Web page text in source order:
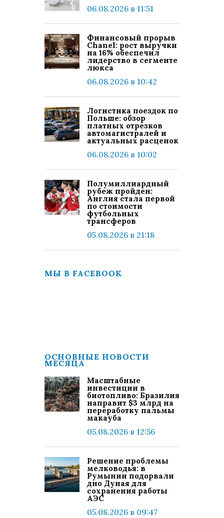
06.08.2026 в 11:51
Финансовый прорыв
Chanel: рост выручки
на 16% обеспечил
лидерство в сегменте
люкса
06.08.2026 в 10:42
Логистика поездок по
Польше: обзор
платных отрезков
автомагистралей и
актуальных расценок
06.08.2026 в 10:02
Полумиллиардный
рубеж пройден:
Англия стала первой
по стоимости
футбольных
трансферов
05.08.2026 в 21:18
МЫ В FACEBOOK
ОСНОВНЫЕ НОВОСТИ
МЕСЯЦА
Масштабные
инвестиции в
биотопливо: Бразилия
направит $3 млрд на
переработку пальмы
макауба
05.08.2026 в 12:56
Решение проблемы
мелководья: в
Румынии подорвали
дно Дуная для
сохранения работы
АЭС
05.08.2026 в 09:47